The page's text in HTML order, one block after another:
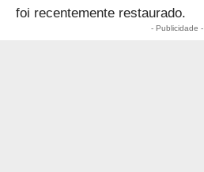
foi recentemente restaurado.
- Publicidade -